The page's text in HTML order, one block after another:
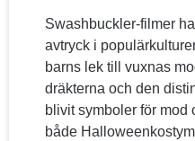
Swashbuckler-filmer
avtryck i
barns lek till vuxnas
dräkterna och den
blivit symboler för mod
både